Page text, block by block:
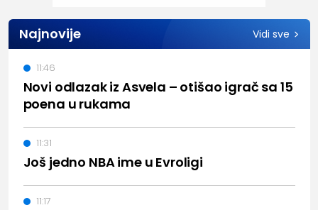
Najnovije Vidi sve
Novi odlazak iz Asvela – otišao igrač sa 15
poena u rukama
11:46
Još jedno NBA ime u Evroligi
11:31
11:17